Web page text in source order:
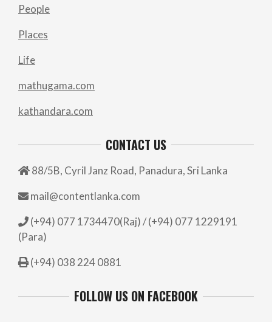
People
Places
Life
mathugama.com
kathandara.com
CONTACT US
88/5B, Cyril Janz Road, Panadura, Sri Lanka
mail@contentlanka.com
(+94) 077 1734470(Raj) / (+94) 077 1229191
(Para)
(+94) 038 224 0881
FOLLOW US ON FACEBOOK